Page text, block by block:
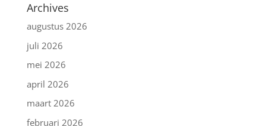
Archives
augustus 2026
juli 2026
mei 2026
april 2026
maart 2026
februari 2026